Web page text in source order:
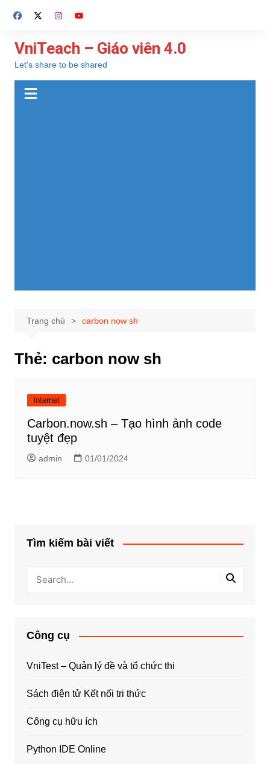
đến
dung
VniTeach – Giáo viên 4.0
Let's share to be shared
Trang chủ carbon now sh
Thẻ: carbon now sh
Internet
Carbon.now.sh – Tạo hình ảnh code
tuyệt đẹp
admin 01/01/2024
Tìm kiếm bài viết
Công cụ
VniTest – Quản lý đề và tổ chức thi
Sách điện tử Kết nối tri thức
Công cụ hữu ích
Python IDE Online